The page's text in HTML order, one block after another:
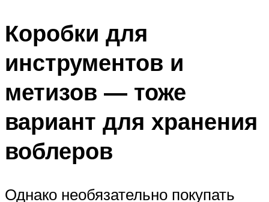
Коробки для
инструментов и
метизов — тоже
вариант для хранения
воблеров
Однако необязательно покупать